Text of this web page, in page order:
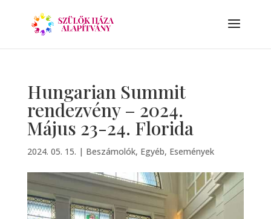
Hungarian Summit
rendezvény – 2024.
Május 23-24. Florida
2024. 05. 15. | Beszámolók, Egyéb, Események